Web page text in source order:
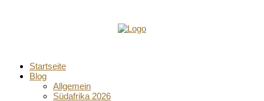
Startseite
Blog
Allgemein
Südafrika 2026